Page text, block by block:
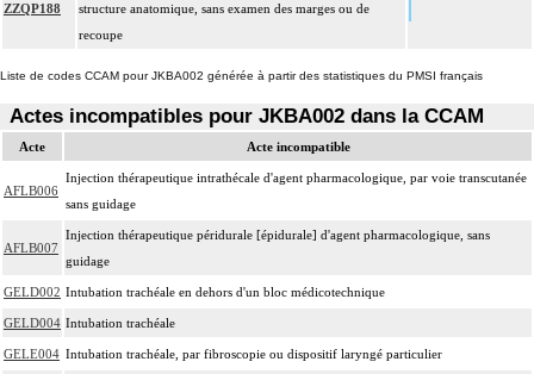
ZZQP188
structure anatomique, sans examen des marges ou de
recoupe
Liste de codes CCAM pour JKBA002 générée à partir des statistiques du PMSI français
Actes incompatibles pour JKBA002 dans la CCAM
Acte Acte incompatible
AFLB006
Injection thérapeutique intrathécale d'agent pharmacologique, par voie transcutanée
sans guidage
AFLB007
Injection thérapeutique péridurale [épidurale] d'agent pharmacologique, sans
guidage
GELD002 Intubation trachéale en dehors d'un bloc médicotechnique
GELD004 Intubation trachéale
GELE004 Intubation trachéale, par fibroscopie ou dispositif laryngé particulier